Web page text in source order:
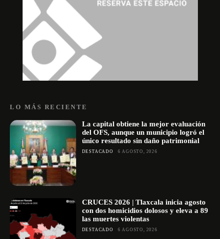
LO MÁS RECIENTE
La capital obtiene la mejor evaluación
del OFS, aunque un municipio logró el
único resultado sin daño patrimonial
DESTACADO 6 AGOSTO, 2026
CRUCES 2026 | Tlaxcala inicia agosto
con dos homicidios dolosos y eleva a 89
las muertes violentas
DESTACADO 6 AGOSTO, 2026